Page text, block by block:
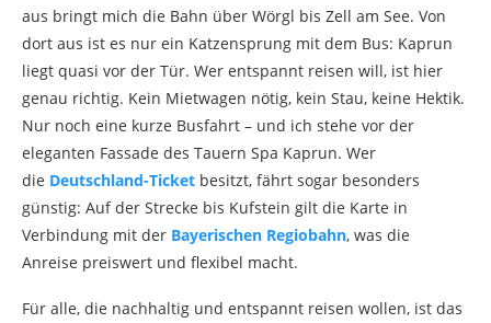
aus bringt mich die Bahn über Wörgl bis Zell am See. Von
dort aus ist es nur ein Katzensprung mit dem Bus: Kaprun
liegt quasi vor der Tür. Wer entspannt reisen will, ist hier
genau richtig. Kein Mietwagen nötig, kein Stau, keine Hektik.
Nur noch eine kurze Busfahrt – und ich stehe vor der
eleganten Fassade des Tauern Spa Kaprun. Wer
die Deutschland-Ticket besitzt, fährt sogar besonders
günstig: Auf der Strecke bis Kufstein gilt die Karte in
Verbindung mit der Bayerischen Regiobahn, was die
Anreise preiswert und flexibel macht.
Für alle, die nachhaltig und entspannt reisen wollen, ist das